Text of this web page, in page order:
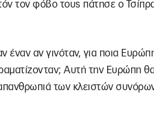
τον φόβο τους πάτησε ο
έναν αν γινόταν, για ποια
Αυτή την Ευρώπη
των κλειστών συνόρων